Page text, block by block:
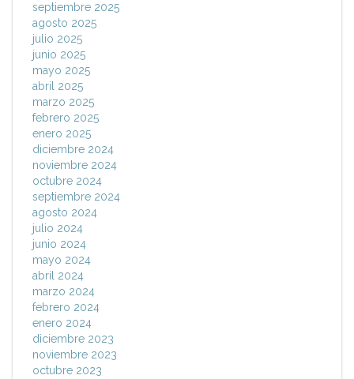
septiembre 2025
agosto 2025
julio 2025
junio 2025
mayo 2025
abril 2025
marzo 2025
febrero 2025
enero 2025
diciembre 2024
noviembre 2024
octubre 2024
septiembre 2024
agosto 2024
julio 2024
junio 2024
mayo 2024
abril 2024
marzo 2024
febrero 2024
enero 2024
diciembre 2023
noviembre 2023
octubre 2023